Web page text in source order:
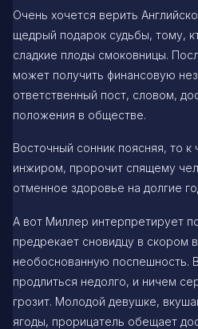
Очень хочется верить
щедрый подарок судьбы, тому,
сладкие плоды смоковницы.
может получить финансовую
ответственный пост, словом,
положения в обществе.
Восточный сонник поясняя, то к
инжиром, пророчит спящему
отменное здоровье на долгие
А вот Миллер интерпретирует
предрекает сновидцу в скором
необоснованную поспешность.
продлиться недолго, и ничем
грозит. Молодой девушке,
ягоды, прорицатель обещает